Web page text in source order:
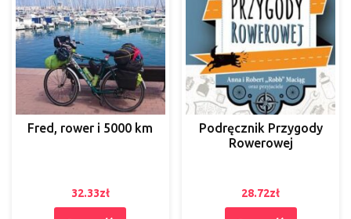
Fred, rower i 5000 km
32.33zł
Podręcznik Przygody
Rowerowej
28.72zł